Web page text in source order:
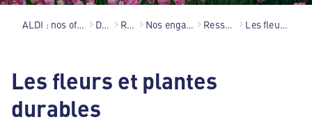
ALDI : nos offres au meilleur prix toute l’année ! Découvrir ALDI Responsabilité Nos engagements environnementaux Ressources et écosystème Les fleurs et plantes durables
Les fleurs et plantes
durables